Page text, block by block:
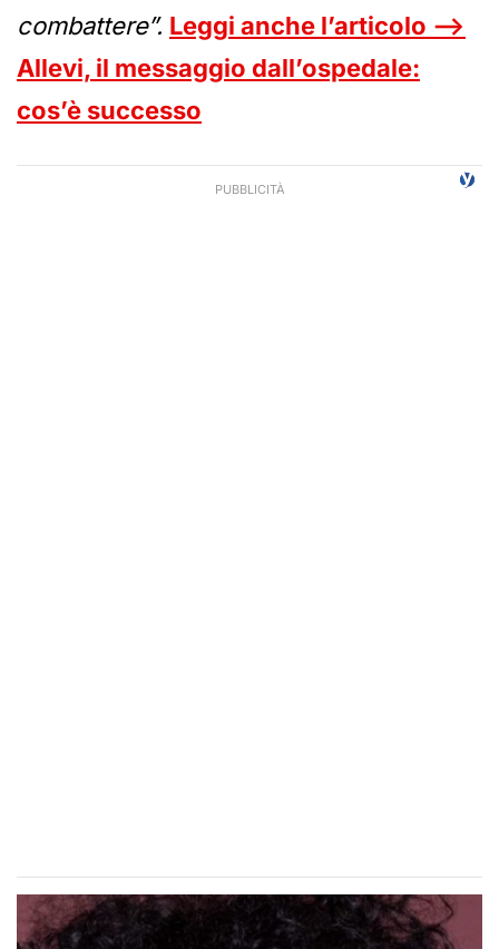
combattere”. Leggi anche l’articolo —>
Allevi, il messaggio dall’ospedale:
cos’è successo